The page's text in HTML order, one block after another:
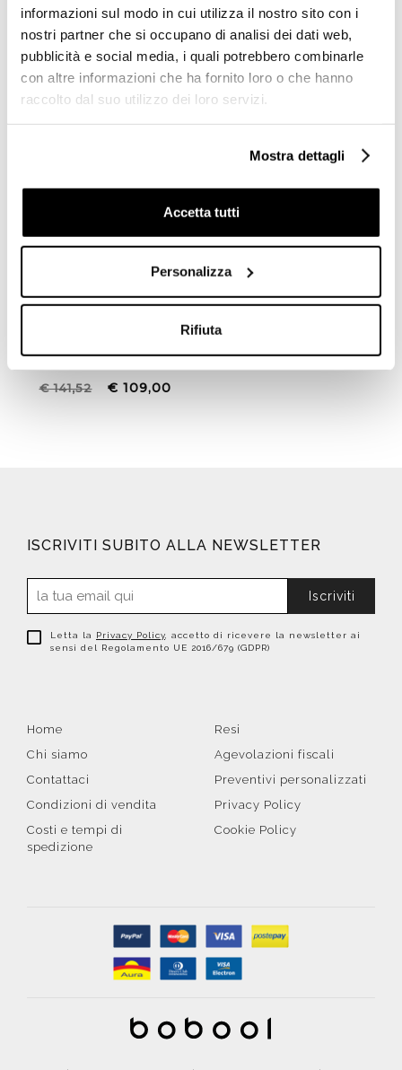
informazioni sul modo in cui utilizza il nostro sito con i
nostri partner che si occupano di analisi dei dati web,
pubblicità e social media, i quali potrebbero combinarle
con altre informazioni che ha fornito loro o che hanno
raccolto dal suo utilizzo dei loro servizi.
Mostra dettagli
Accetta tutti
Personalizza
Rifiuta
€ 305,00 € 234,90 € 344,04 € 265,00
Sedile per vaso classico
€ 141,52 € 109,00
ISCRIVITI SUBITO ALLA NEWSLETTER
Iscriviti
Letta la Privacy Policy , accetto di ricevere la newsletter ai
sensi del Regolamento UE 2016/679 (GDPR)
Home
Chi siamo
Contattaci
Condizioni di vendita
Costi e tempi di
spedizione
Resi
Agevolazioni fiscali
Preventivi personalizzati
Privacy Policy
Cookie Policy